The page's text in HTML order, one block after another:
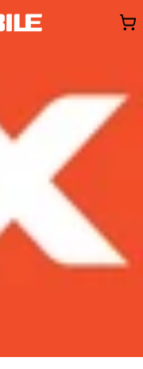
Tư vấnKhuyến
Thông báo
Cảm nhận
tuần sử dụng